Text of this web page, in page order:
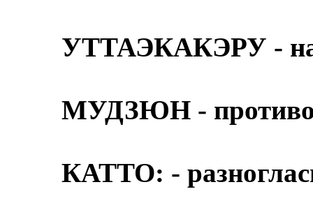
УТТАЭКАКЭРУ -
МУДЗЮН -
КАТТО: -